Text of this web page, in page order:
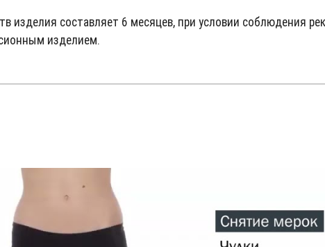
изделия составляет 6 месяцев, при условии соблюдения
изделием.